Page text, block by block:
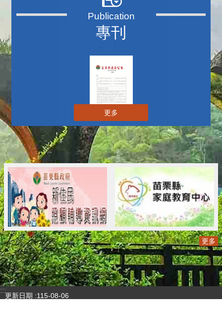
專刊
更多
更多
:::
更新日期
115-08-06